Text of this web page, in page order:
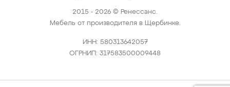
2015 - 2026 © Ренессанс.
Мебель от производителя в Щербинке.
ИНН: 580313642057
ОГРНИП: 317583500009448